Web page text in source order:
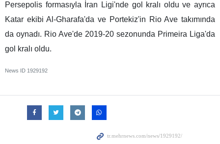
Persepolis formasıyla İran Ligi'nde gol kralı oldu ve ayrıca
Katar ekibi Al-Gharafa'da ve Portekiz'in Rio Ave takımında
da oynadı. Rio Ave'de 2019-20 sezonunda Primeira Liga'da
gol kralı oldu.
News ID 1929192